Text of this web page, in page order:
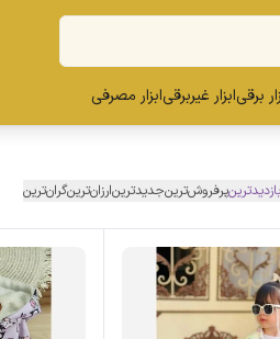
برقیابزار غیربرقیابزار مصرفی
پرفروش‌ترینجدیدترینارزان‌ترینگران‌ترین